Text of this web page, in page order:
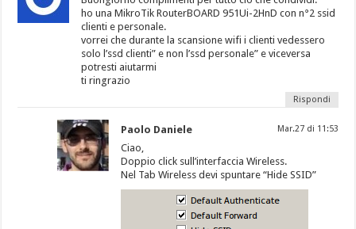
ho una MikroTik RouterBOARD 951Ui-2HnD con n°2 ssid
clienti e personale.
vorrei che durante la scansione wifi i clienti vedessero
solo l’ssd clienti” e non l’ssd personale” e viceversa
potresti aiutarmi
ti ringrazio
Rispondi
Paolo Daniele Mar.27 di 11:53
Ciao,
Doppio click sull’interfaccia Wireless.
Nel Tab Wireless devi spuntare “Hide SSID”